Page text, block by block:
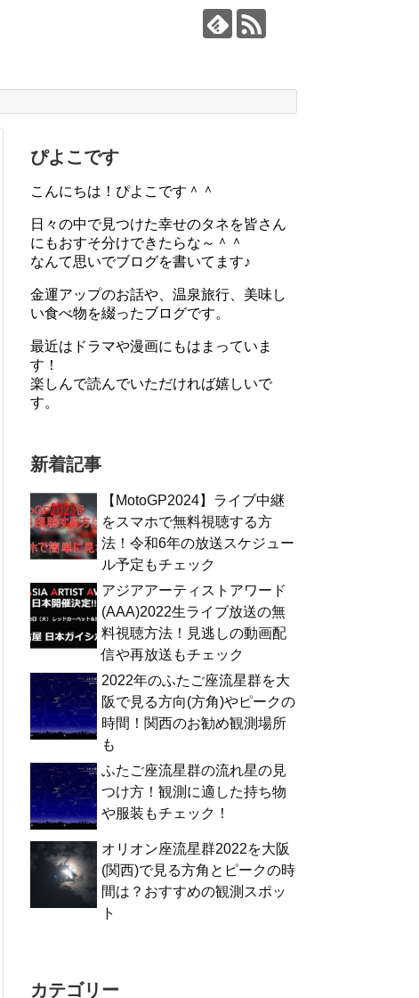
ぴよこです
こんにちは！ぴよこです＾＾
日々の中で見つけた幸せのタネを皆さん
にもおすそ分けできたらな～＾＾
なんて思いでブログを書いてます♪
金運アップのお話や、温泉旅行、美味し
い食べ物を綴ったブログです。
最近はドラマや漫画にもはまっていま
す！
楽しんで読んでいただければ嬉しいで
す。
新着記事
【MotoGP2024】ライブ中継
をスマホで無料視聴する方
法！令和6年の放送スケジュー
ル予定もチェック
アジアアーティストアワード
(AAA)2022生ライブ放送の無
料視聴方法！見逃しの動画配
信や再放送もチェック
2022年のふたご座流星群を大
阪で見る方向(方角)やピークの
時間！関西のお勧め観測場所
も
ふたご座流星群の流れ星の見
つけ方！観測に適した持ち物
や服装もチェック！
オリオン座流星群2022を大阪
(関西)で見る方角とピークの時
間は？おすすめの観測スポッ
ト
カテゴリー